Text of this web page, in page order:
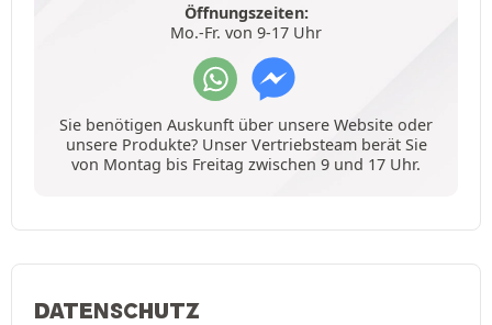
Öffnungszeiten:
Mo.-Fr. von 9-17 Uhr
Sie benötigen Auskunft über unsere Website oder
unsere Produkte? Unser Vertriebsteam berät Sie
von Montag bis Freitag zwischen 9 und 17 Uhr.
DATENSCHUTZ